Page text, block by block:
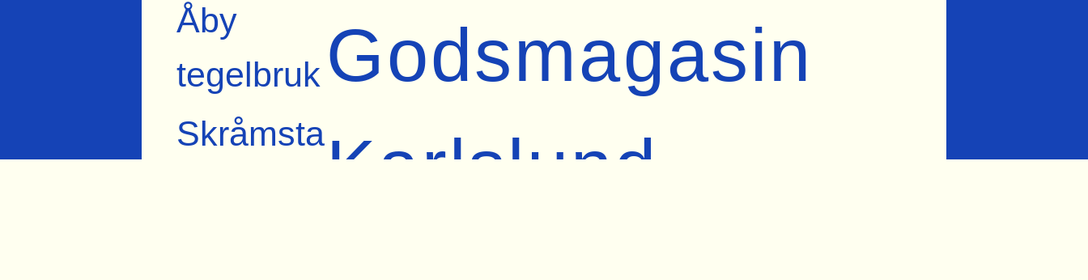
Åby
tegelbruk
Skråmsta
Godsmagasin
Karlslund